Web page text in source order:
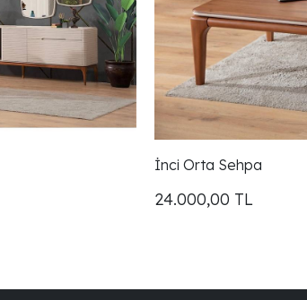
İnci Orta Sehpa
24.000,00 TL